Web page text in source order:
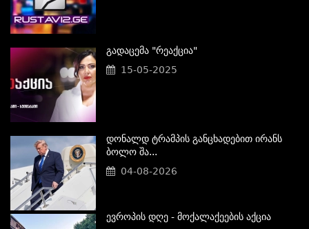
Გადაცემა "რეაქცია"
15-05-2025
Დონალდ Ტრამპის Განცხადებით Ირანს
Ბოლო Შა...
04-08-2026
Ევროპის Დღე - Მოქალაქეების Აქცია